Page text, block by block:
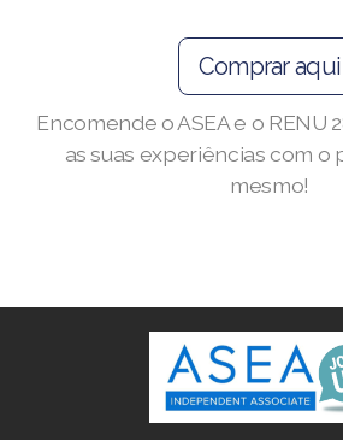
Comprar aqui
Encomende o ASEA e o RENU
as suas experiências com o
mesmo!
Join ASEA Czech Republic (Čeština)
Join ASEA Finland (Suomi)
Join ASEA Hong Kong (中文)
Join ASEA Hungary (Magyar)